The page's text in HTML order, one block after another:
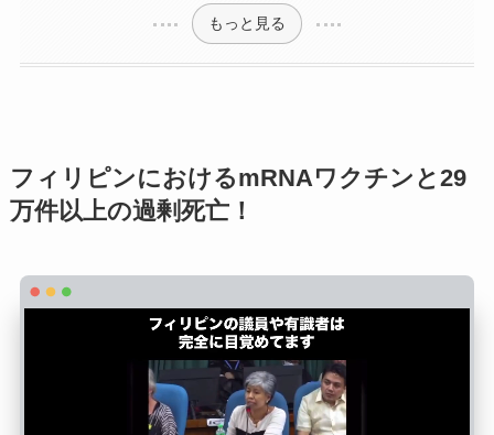
もっと見る
フィリピンにおけるmRNAワクチンと29
万件以上の過剰死亡！